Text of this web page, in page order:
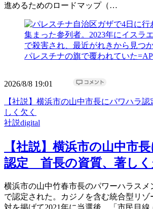
進めるためのロードマップ（…
2026/8/8 19:01
【社説】横浜市の山中市長にパワハラ
しく欠く
社説digital
【社説】横浜市の山中市
認定 首長の資質、著しく
横浜市の山中竹春市長のパワーハラスメ
で認定された。カジノを含む統合型リゾ
対を掲げて2021年に当選後、「市民目